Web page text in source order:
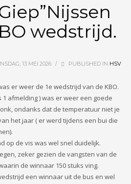
wedstrijd.
13 MEI 2026 / PUBLISHED IN HSV
er weer de 1e wedstrijd van de KBO.
afmelding ) was er weer een goede
ondanks dat de temperatuur niet je
het jaar ( er werd tijdens een bui die
op de vis was wel snel duidelijk.
zeker gezien de vangsten van de
de winnaar 150 stuks ving.
een winnaar uit de bus en wel